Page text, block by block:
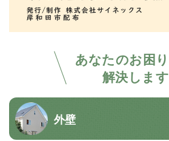
あなたのお困
解決します
外壁